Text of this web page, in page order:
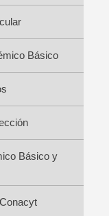
Básico
Básico y